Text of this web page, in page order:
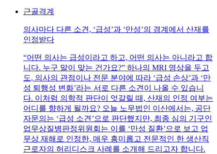
근골격계
의사마다 다른 소견, ‘급성’과 ‘만성’의 경계에서 산재를
인정받다
“어떤 의사는 급성이라고 하고, 어떤 의사는 아니라고 합
니다. 누구 말이 맞는 건가요?” 하나의 MRI 영상을 두고
도, 의사의 관점이나 전문 분야에 따라 ‘급성 손상’과 ‘만
성 퇴행성 변화’라는 서로 다른 소견이 나올 수 있습니
다. 이처럼 의학적 판단이 엇갈릴 때, 산재의 인정 여부는
어디를 향하게 될까요? 오늘 노무법인 이산에서는, 공단
자문의는 ‘급성 소견’으로 판단했지만, 최종 심의 기구인
업무상질병판정위원회는 이를 ‘만성 질환’으로 보고 업
무상 재해로 인정한, 매우 흥미롭고 전문적인 한 생산직
근로자의 허리디스크 사례를 소개해 드리고자 합니다.